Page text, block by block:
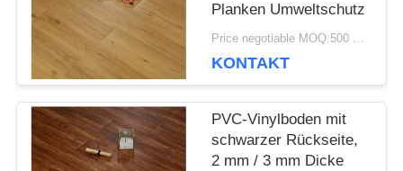
DATENSCHUTZRICHTLINIE
Planken Umweltschutz
Price negotiable MOQ:500 Quadratmeter
KONTAKT
PVC-Vinylboden mit
schwarzer Rückseite,
2 mm / 3 mm Dicke